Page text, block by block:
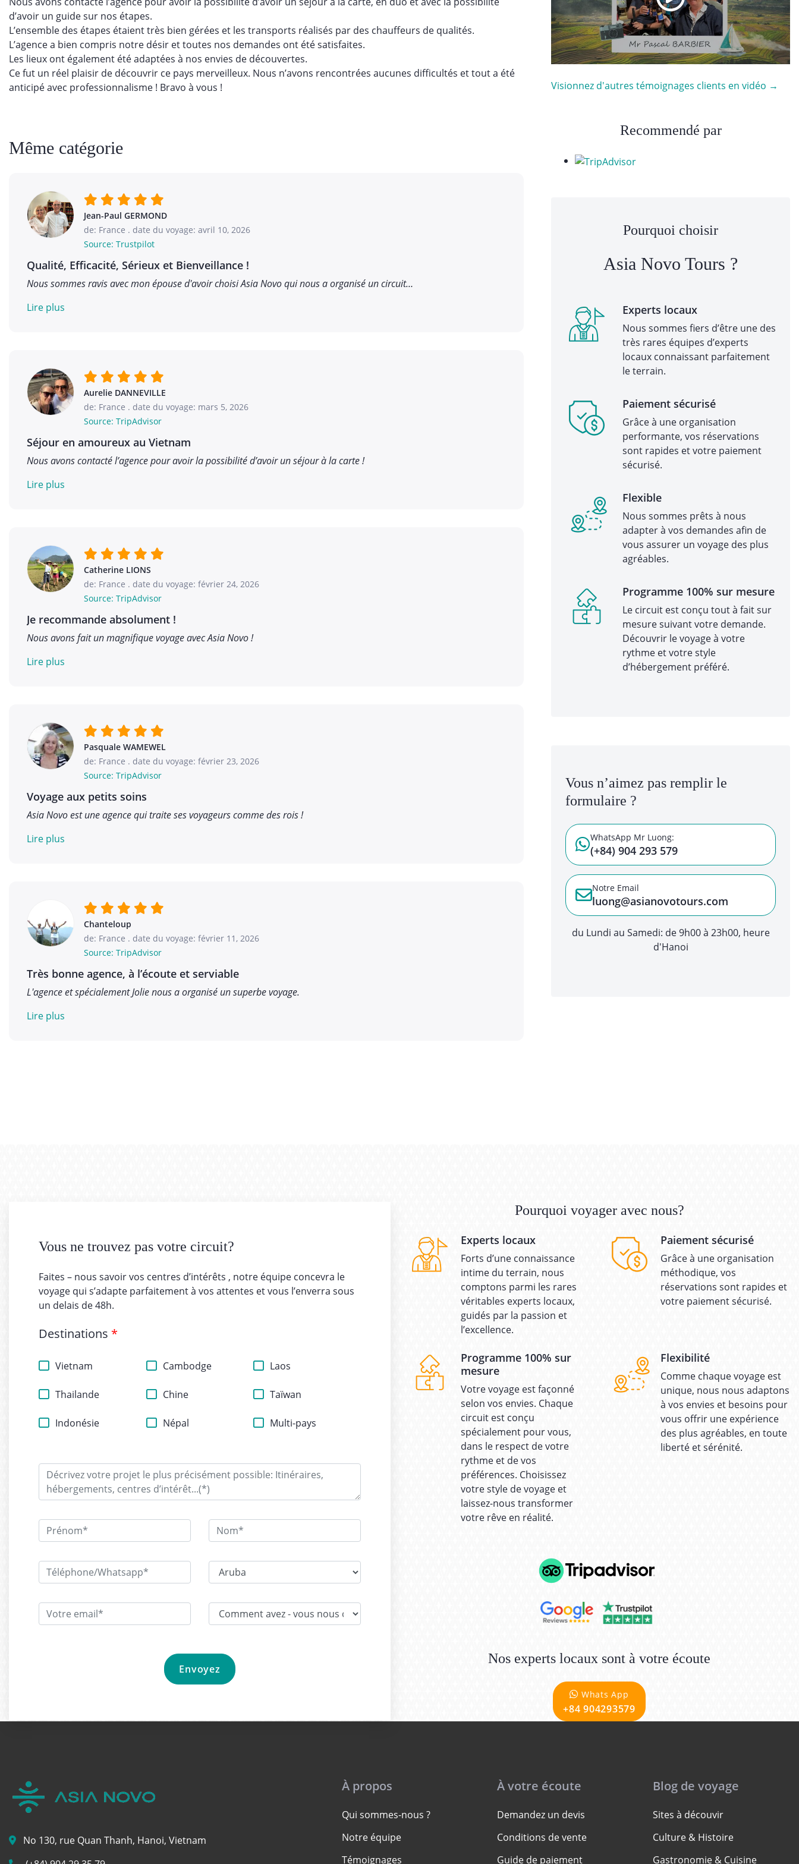
d’avoir un guide sur nos étapes.
L’ensemble des étapes étaient très bien gérées et les transports réalisés par des chauffeurs de qualités.
L’agence a bien compris notre désir et toutes nos demandes ont été satisfaites.
Les lieux ont également été adaptées à nos envies de découvertes.
Ce fut un réel plaisir de découvrir ce pays merveilleux. Nous n’avons rencontrées aucunes difficultés et tout a été
anticipé avec professionnalisme ! Bravo à vous !
Même catégorie
Jean-Paul GERMOND
de: France . date du voyage: avril 10, 2026
Source: Trustpilot
Qualité, Efficacité, Sérieux et Bienveillance !
Nous sommes ravis avec mon épouse d'avoir choisi Asia Novo qui nous a organisé un circuit…
Lire plus
Aurelie DANNEVILLE
de: France . date du voyage: mars 5, 2026
Source: TripAdvisor
Séjour en amoureux au Vietnam
Nous avons contacté l’agence pour avoir la possibilité d’avoir un séjour à la carte !
Lire plus
Catherine LIONS
de: France . date du voyage: février 24, 2026
Source: TripAdvisor
Je recommande absolument !
Nous avons fait un magnifique voyage avec Asia Novo !
Lire plus
Pasquale WAMEWEL
de: France . date du voyage: février 23, 2026
Source: TripAdvisor
Voyage aux petits soins
Asia Novo est une agence qui traite ses voyageurs comme des rois !
Lire plus
Chanteloup
de: France . date du voyage: février 11, 2026
Source: TripAdvisor
Très bonne agence, à l’écoute et serviable
L'agence et spécialement Jolie nous a organisé un superbe voyage.
Lire plus
Visionnez d'autres témoignages clients en vidéo →
Recommendé par
Pourquoi choisir
Asia Novo Tours ?
Experts locaux
Nous sommes fiers d’être une des
très rares équipes d’experts
locaux connaissant parfaitement
le terrain.
Paiement sécurisé
Grâce à une organisation
performante, vos réservations
sont rapides et votre paiement
sécurisé.
Flexible
Nous sommes prêts à nous
adapter à vos demandes afin de
vous assurer un voyage des plus
agréables.
Programme 100% sur mesure
Le circuit est conçu tout à fait sur
mesure suivant votre demande.
Découvrir le voyage à votre
rythme et votre style
d’hébergement préféré.
Vous n’aimez pas remplir le
formulaire ?
WhatsApp Mr Luong:
(+84) 904 293 579
Notre Email
luong@asianovotours.com
du Lundi au Samedi: de 9h00 à 23h00, heure
d'Hanoi
Vous ne trouvez pas votre circuit?
Faites – nous savoir vos centres d’intérêts , notre équipe concevra le
voyage qui s’adapte parfaitement à vos attentes et vous l’enverra sous
un delais de 48h.
Destinations *
Vietnam Cambodge Laos
Thailande Chine Taïwan
Indonésie Népal Multi-pays
Pourquoi voyager avec nous?
Experts locaux
Forts d’une connaissance
intime du terrain, nous
comptons parmi les rares
véritables experts locaux,
guidés par la passion et
l’excellence.
Paiement sécurisé
Grâce à une organisation
méthodique, vos
réservations sont rapides et
votre paiement sécurisé.
Programme 100% sur
mesure
Votre voyage est façonné
selon vos envies. Chaque
circuit est conçu
spécialement pour vous,
dans le respect de votre
rythme et de vos
préférences. Choisissez
votre style de voyage et
laissez-nous transformer
votre rêve en réalité.
Flexibilité
Comme chaque voyage est
unique, nous nous adaptons
à vos envies et besoins pour
vous offrir une expérience
des plus agréables, en toute
liberté et sérénité.
Nos experts locaux sont à votre écoute
Whats App
+84 904293579
No 130, rue Quan Thanh, Hanoi, Vietnam
À propos
Qui sommes-nous ?
Notre équipe
Témoignages
À votre écoute
Demandez un devis
Conditions de vente
Guide de paiement
Blog de voyage
Sites à découvir
Culture & Histoire
Gastronomie & Cuisine